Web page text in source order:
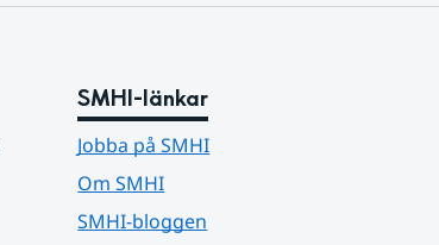
SMHI-länkar
Jobba på SMHI
Om SMHI
SMHI-bloggen